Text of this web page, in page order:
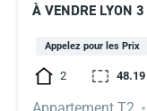
Appelez pour les Prix
2 48.19